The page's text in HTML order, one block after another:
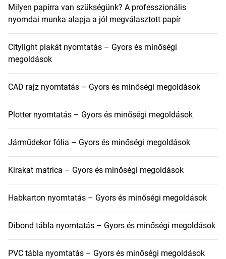
Milyen papírra van szükségünk? A professzionális
nyomdai munka alapja a jól megválasztott papír
Citylight plakát nyomtatás – Gyors és minőségi
megoldások
CAD rajz nyomtatás – Gyors és minőségi megoldások
Plotter nyomtatás – Gyors és minőségi megoldások
Járműdekor fólia – Gyors és minőségi megoldások
Kirakat matrica – Gyors és minőségi megoldások
Habkarton nyomtatás – Gyors és minőségi megoldások
Dibond tábla nyomtatás – Gyors és minőségi megoldások
PVC tábla nyomtatás – Gyors és minőségi megoldások